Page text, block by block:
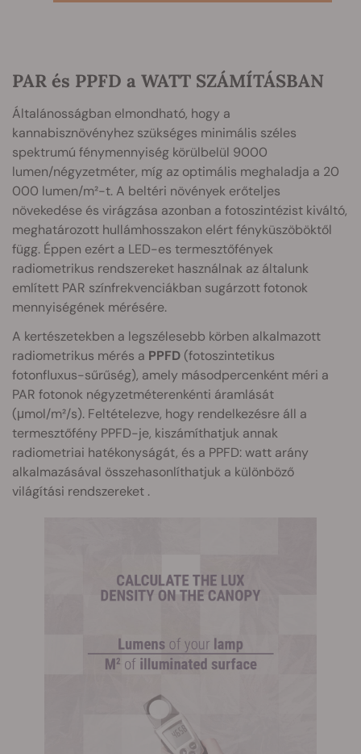
PAR és PPFD a WATT SZÁMÍTÁSBAN
Általánosságban elmondható, hogy a
kannabisznövényhez szükséges minimális széles
spektrumú fénymennyiség körülbelül 9000
lumen/négyzetméter, míg az optimális meghaladja a 20
000 lumen/m²-t. A beltéri növények erőteljes
növekedése és virágzása azonban a fotoszintézist kiváltó,
meghatározott hullámhosszakon elért fényküszöböktől
függ. Éppen ezért a LED-es termesztőfények
radiometrikus rendszereket használnak az általunk
említett PAR színfrekvenciákban sugárzott fotonok
mennyiségének mérésére.
A kertészetekben a legszélesebb körben alkalmazott
radiometrikus mérés a PPFD (fotoszintetikus
fotonfluxus-sűrűség), amely másodpercenként méri a
PAR fotonok négyzetméterenkénti áramlását
(μmol/m²/s). Feltételezve, hogy rendelkezésre áll a
termesztőfény PPFD-je, kiszámíthatjuk annak
radiometriai hatékonyságát, és a PPFD: watt arány
alkalmazásával összehasonlíthatjuk a különböző
világítási rendszereket .